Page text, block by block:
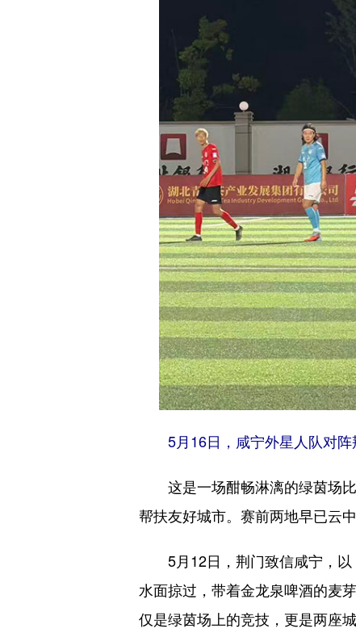
5月16日，咸宁外星人队对
这是一场酣畅淋漓的绿茵场比
帮扶友好城市。赛前两地早已云
5月12日，荆门致信咸宁，以
水面掠过，带着金龙泉啤酒的麦
仅是绿茵场上的竞技，更是两座